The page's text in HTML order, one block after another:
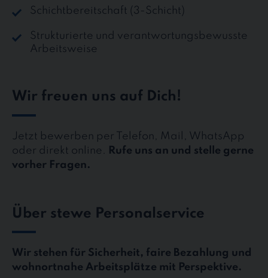
Schichtbereitschaft (3-Schicht)
Strukturierte und verantwortungsbewusste
Arbeitsweise
Wir freuen uns auf Dich!
Jetzt bewerben per Telefon, Mail, WhatsApp
oder direkt online.
Rufe uns an und stelle gerne
vorher Fragen.
Über stewe Personalservice
Wir stehen für Sicherheit, faire Bezahlung und
wohnortnahe Arbeitsplätze mit Perspektive.